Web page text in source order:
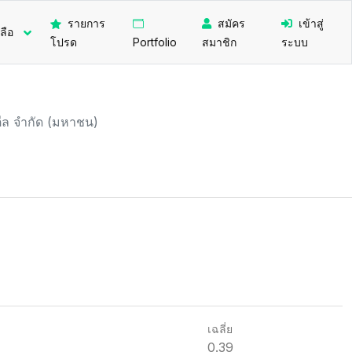
อ
รายการ
โปรด
Portfolio
สมัคร
สมาชิก
เข้าสู่
ระบบ
ล จำกัด (มหาชน)
เฉลี่ย
0.39